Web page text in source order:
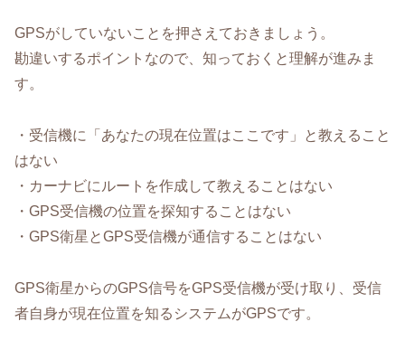
GPSがしていないことを押さえておきましょう。
勘違いするポイントなので、知っておくと理解が進みま
す。
・受信機に「あなたの現在位置はここです」と教えること
はない
・カーナビにルートを作成して教えることはない
・GPS受信機の位置を探知することはない
・GPS衛星とGPS受信機が通信することはない
GPS衛星からのGPS信号をGPS受信機が受け取り、受信
者自身が現在位置を知るシステムがGPSです。